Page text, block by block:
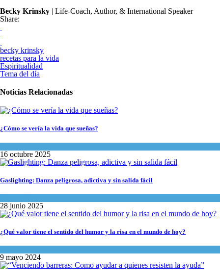
Becky Krinsky | Life-Coach, Author, & International Speaker
Share:
becky krinsky
recetas para la vida
Espiritualidad
Tema del día
Noticias Relacionadas
¿Cómo se vería la vida que sueñas?
16 octubre 2025
Gaslighting: Danza peligrosa, adictiva y sin salida fácil
28 junio 2025
¿Qué valor tiene el sentido del humor y la risa en el mundo de hoy?
9 mayo 2024